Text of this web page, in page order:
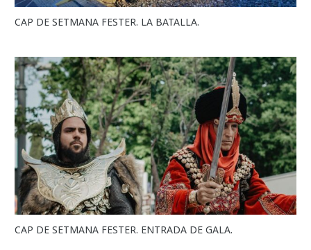
CAP DE SETMANA FESTER. LA BATALLA.
CAP DE SETMANA FESTER. ENTRADA DE GALA.